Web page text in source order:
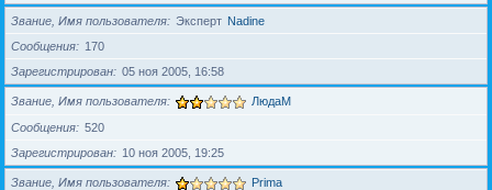
Звание, Имя пользователя Эксперт Nadine
Сообщения
170
Зарегистрирован
05 ноя 2005, 16:58
Звание, Имя пользователя ЛюдаМ
Сообщения
520
Зарегистрирован
10 ноя 2005, 19:25
Звание, Имя пользователя Prima